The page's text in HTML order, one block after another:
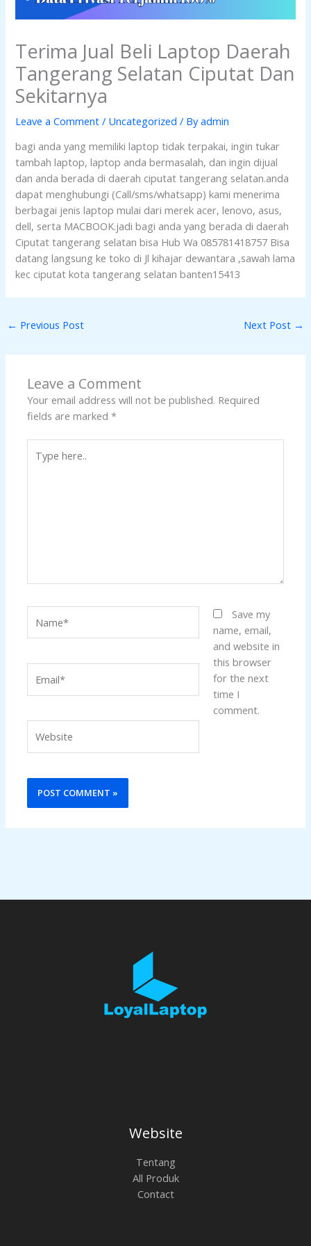
Terima Jual Beli Laptop Daerah
Tangerang Selatan Ciputat Dan
Sekitarnya
Leave a Comment / Uncategorized / Byadmin
bagi anda yang memiliki laptop tidak terpakai, ingin tukar
tambah laptop, laptop anda bermasalah, dan ingin dijual
dan anda berada di daerah ciputat tangerang selatan.anda
dapat menghubungi (Call/sms/whatsapp) kami menerima
berbagai jenis laptop mulai dari merek acer, lenovo, asus,
dell, serta MACBOOK.jadi bagi anda yang berada di daerah
Ciputat tangerang selatan bisa Hub Wa 085781418757 Bisa
datang langsung ke toko di Jl kihajar dewantara ,sawah lama
kec ciputat kota tangerang selatan banten15413
← Previous Post Next Post →
Leave a Comment
Your email address will not be published. Required
fields are marked*
here..
Save my
name, email,
and website in
this browser
for the next
time I
comment.
Website
Tentang
All Produk
Contact